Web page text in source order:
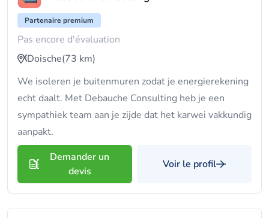
Partenaire premium
Pas encore d'évaluation
Doische(73 km)
We isoleren je buitenmuren zodat je energierekening
echt daalt. Met Debauche Consulting heb je een
sympathiek team aan je zijde dat het karwei vakkundig
aanpakt.
Demander un
devis
Voir le profil